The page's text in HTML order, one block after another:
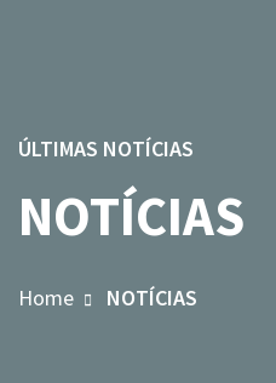
ÚLTIMAS NOTÍCIAS
NOTÍCIAS
Home NOTÍCIAS